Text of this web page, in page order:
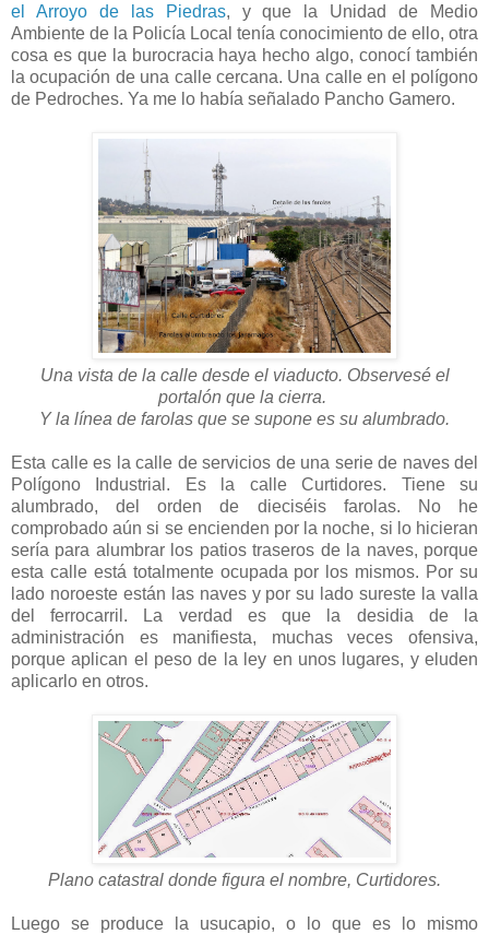
el Arroyo de las Piedras, y que la Unidad de Medio
Ambiente de la Policía Local tenía conocimiento de ello, otra
cosa es que la burocracia haya hecho algo, conocí también
la ocupación de una calle cercana. Una calle en el polígono
de Pedroches. Ya me lo había señalado Pancho Gamero.
Una vista de la calle desde el viaducto. Observesé el
portalón que la cierra.
Y la línea de farolas que se supone es su alumbrado.
Esta calle es la calle de servicios de una serie de naves del
Polígono Industrial. Es la calle Curtidores. Tiene su
alumbrado, del orden de dieciséis farolas. No he
comprobado aún si se encienden por la noche, si lo hicieran
sería para alumbrar los patios traseros de la naves, porque
esta calle está totalmente ocupada por los mismos. Por su
lado noroeste están las naves y por su lado sureste la valla
del ferrocarril. La verdad es que la desidia de la
administración es manifiesta, muchas veces ofensiva,
porque aplican el peso de la ley en unos lugares, y eluden
aplicarlo en otros.
Plano catastral donde figura el nombre, Curtidores.
Luego se produce la usucapio, o lo que es lo mismo